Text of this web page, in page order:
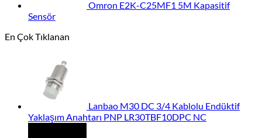
Omron E2K-C25MF1 5M Kapasitif
Sensör
En Çok Tıklanan
Lanbao M30 DC 3/4 Kablolu Endüktif
Yaklaşım Anahtarı PNP LR30TBF10DPC NC